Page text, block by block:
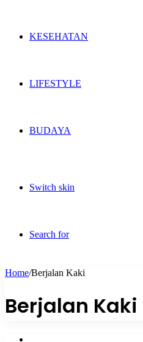
KESEHATAN
LIFESTYLE
BUDAYA
Switch skin
Search for
Home/Berjalan Kaki
Berjalan Kaki